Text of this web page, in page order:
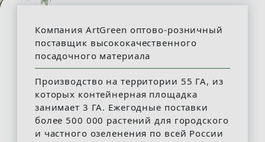
Компания ArtGreen оптово-розничный
поставщик высококачественного
посадочного материала
Производство на территории 55 ГА, из
которых контейнерная площадка
занимает 3 ГА. Ежегодные поставки
более 500 000 растений для городского
и частного озеленения по всей России